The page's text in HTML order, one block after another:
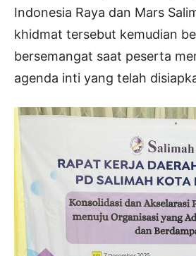
Indonesia Raya dan Mars
khidmat tersebut kemudian
bersemangat saat peserta
agenda inti yang telah